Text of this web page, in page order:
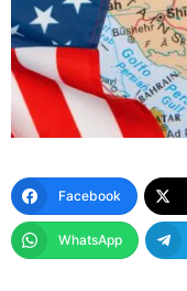
Facebook
WhatsApp